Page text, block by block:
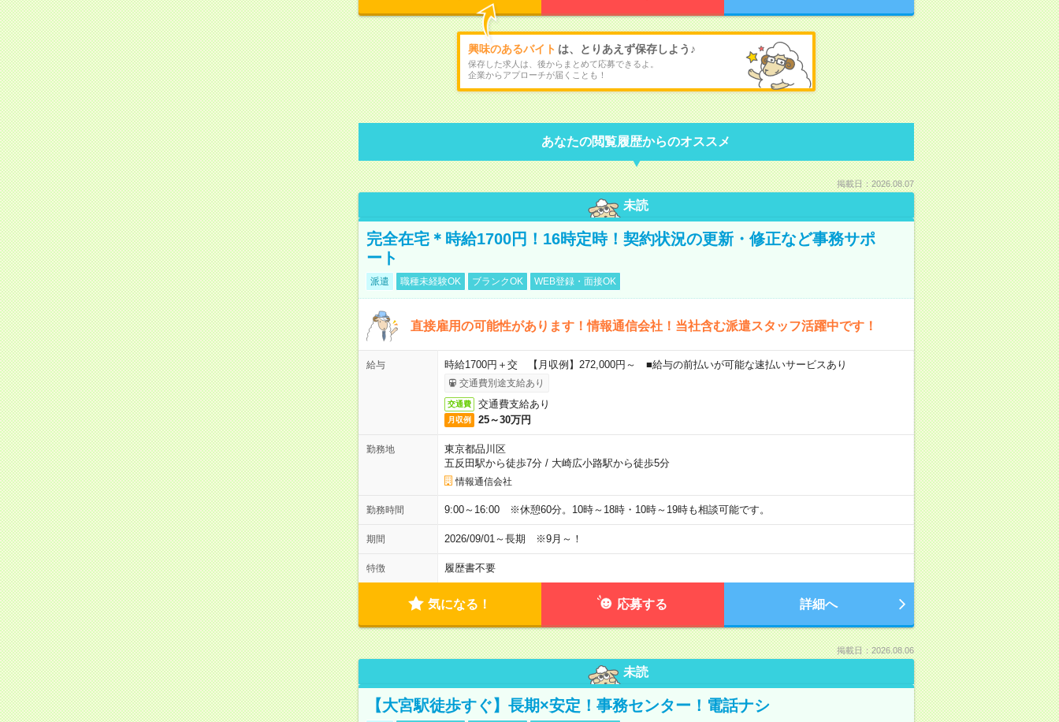
興味のあるバイト は、とりあえず保存しよう♪
保存した求人は、後からまとめて応募できるよ。
企業からアプローチが届くことも！
あなたの閲覧履歴からのオススメ
掲載日：2026.08.07
未読
完全在宅＊時給1700円！16時定時！契約状況の更新・修正など事務サポ
ート
派遣 職種未経験OK ブランクOK WEB登録・面接OK
直接雇用の可能性があります！情報通信会社！当社含む派遣スタッフ活躍中です！
給与 時給1700円＋交 【月収例】272,000円～ ■給与の前払いが可能な速払いサービスあり
交通費別途支給あり
交通費 交通費支給あり
月収例 25～30万円
勤務地
東京都品川区
五反田駅から徒歩7分/ 大崎広小路駅から徒歩5分
情報通信会社
勤務時間 9:00～16:00 ※休憩60分。10時～18時・10時～19時も相談可能です。
期間 2026/09/01～長期 ※9月～！
特徴 履歴書不要
気になる！ 応募する 詳細へ
掲載日：2026.08.06
未読
【大宮駅徒歩すぐ】長期×安定！事務センター！電話ナシ